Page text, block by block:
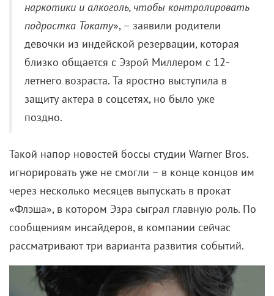
наркотики и алкоголь, чтобы контролировать
подростка Токату», – заявили родители
девочки из индейской резервации, которая
близко общается с Эзрой Миллером с 12-
летнего возраста. Та яростно выступила в
защиту актера в соцсетях, но было уже
поздно.
Такой напор новостей боссы студии Warner Bros.
игнорировать уже не смогли – в конце концов им
через несколько месяцев выпускать в прокат
«Флэша», в котором Эзра сыграл главную роль. По
сообщениям инсайдеров, в компании сейчас
рассматривают три варианта развития событий.